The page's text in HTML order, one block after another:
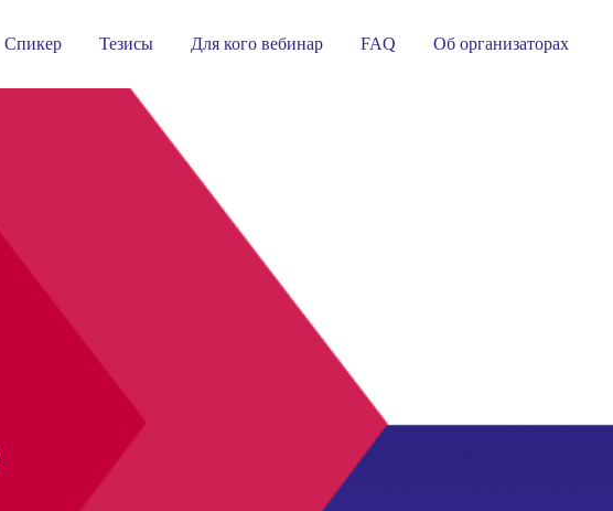
Спикер Тезисы Для кого вебинар FAQ Об организаторах